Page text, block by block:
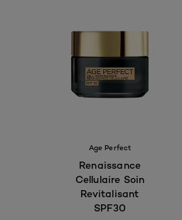
Age Perfect
Renaissance
Cellulaire Soin
Revitalisant
SPF30